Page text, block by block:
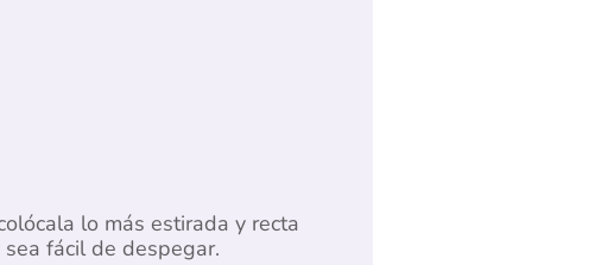
lo más estirada y recta
fácil de despegar.